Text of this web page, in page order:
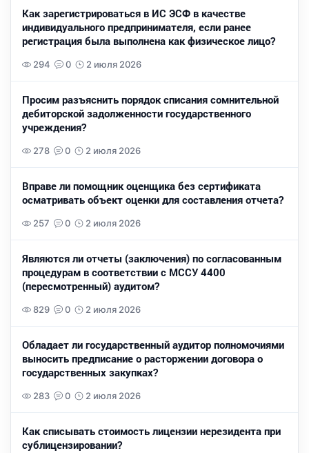
Как зарегистрироваться в ИС ЭСФ в качестве
индивидуального предпринимателя, если ранее
регистрация была выполнена как физическое лицо?
294 0 2 июля 2026
Просим разъяснить порядок списания сомнительной
дебиторской задолженности государственного
учреждения?
278 0 2 июля 2026
Вправе ли помощник оценщика без сертификата
осматривать объект оценки для составления отчета?
257 0 2 июля 2026
Являются ли отчеты (заключения) по согласованным
процедурам в соответствии с МССУ 4400
(пересмотренный) аудитом?
829 0 2 июля 2026
Обладает ли государственный аудитор полномочиями
выносить предписание о расторжении договора о
государственных закупках?
283 0 2 июля 2026
Как списывать стоимость лицензии нерезидента при
сублицензировании?